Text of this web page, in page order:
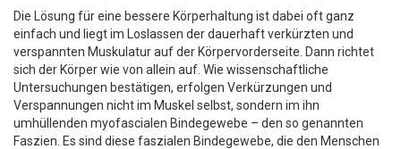
Die Lösung für eine bessere Körperhaltung ist dabei oft ganz
einfach und liegt im Loslassen der dauerhaft verkürzten und
verspannten Muskulatur auf der Körpervorderseite. Dann richtet
sich der Körper wie von allein auf. Wie wissenschaftliche
Untersuchungen bestätigen, erfolgen Verkürzungen und
Verspannungen nicht im Muskel selbst, sondern im ihn
umhüllenden myofascialen Bindegewebe – den so genannten
Faszien. Es sind diese faszialen Bindegewebe, die den Menschen